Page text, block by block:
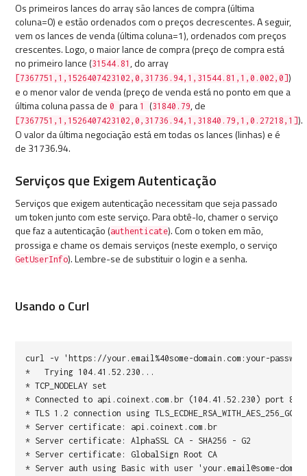
Os primeiros lances do array são lances de compra (última
coluna=0) e estão ordenados com o preços decrescentes. A seguir,
vem os lances de venda (última coluna=1), ordenados com preços
crescentes. Logo, o maior lance de compra (preço de compra está
no primeiro lance (31544.81 , do array
[7367751,1,1526407423102,0,31736.94,1,31544.81,1,0.002,0])
e o menor valor de venda (preço de venda está no ponto em que a
última coluna passa de0para 1 (31840.79, de
[7367751,1,1526407423102,0,31736.94,1,31840.79,1,0.27218,1]).
O valor da última negociação está em todas os lances (linhas) e é
de 31736.94.
Serviços que Exigem Autenticação
Serviços que exigem autenticação necessitam que seja passado
um token junto com este serviço. Para obtê-lo, chamer o serviço
que faz a autenticação (authenticate). Com o token em mão,
prossiga e chame os demais serviços (neste exemplo, o serviço
GetUserInfo). Lembre-se de substituir o login e a senha.
Usando o Curl
curl -v 'https://your.email%40some-domain.com:your-
* Trying 104.41.52.230...
* TCP_NODELAY set
* Connected to api.coinext.com.br (104.41.52.230) port
* TLS 1.2 connection using
* Server certificate: api.coinext.com.br
* Server certificate: AlphaSSL CA - SHA256 - G2
* Server certificate: GlobalSign Root CA
* Server auth using Basic with user 'your.email@some-